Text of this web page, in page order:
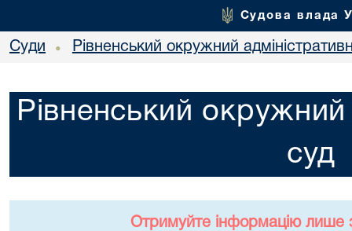
Судова влада
Суди • Рівненський окружний
Рівненський окружний
суд
Отримуйте інформацію лише